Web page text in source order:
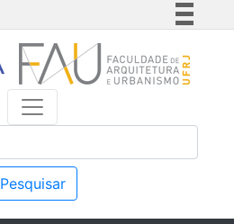
Simplifique!
Comunica BR
Acesso à informação
Pesquisar